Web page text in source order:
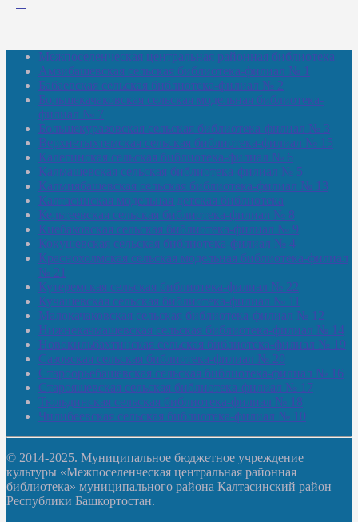
Межпоселенческая центральная районная библиотека
Амзибашевская сельская библиотека-филиал № 1
Бабаевская сельская библиотека-филиал № 2
Большекачаковская сельская модельная библиотека-
филиал № 7
Большекуразовская сельская библиотека-филиал № 3
Верхнетыхтемская сельская библиотека-филиал № 15
Калегинская сельская библиотека-филиал № 6
Калмашевская сельская библиотека-филиал № 5
Калмиябашевская сельская библиотека-филиал № 13
Калтасинская модельная детская библиотека
Кельтеевская сельская библиотека-филиал № 8
Киебаковская сельская библиотека-филиал № 9
Кокушевская сельская библиотека-филиал № 4
Краснохолмская сельская модельная библиотека-филиал
№ 21
Кутеремская сельская библиотека-филиал № 22
Кучашевская сельская библиотека-филиал № 11
Малокачаковская сельская библиотека-филиал № 12
Нижнекачмашевская сельская библиотека-филиал № 14
Новокильбахтинская сельская библиотека-филиал № 19
Сазовская сельская библиотека-филиал № 20
Староорьебашевская сельская библиотека-филиал № 16
Старояшевская сельская библиотека-филиал № 17
Тюльдинская сельская библиотека-филиал № 18
Чилибеевская сельская библиотека-филиал № 10
© 2014-2025. Муниципальное бюджетное учреждение
культуры «Межпоселенческая центральная районная
библиотека» муниципального района Калтасинский район
Республики Башкортостан.